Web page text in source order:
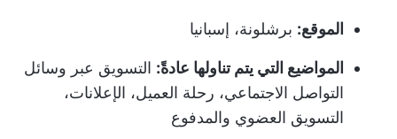
الموقع: برشلونة، إسبانيا
المواضيع التي يتم تناولها عادةً: التسويق عبر وسائل
التواصل الاجتماعي، رحلة العميل، الإعلانات،
التسويق العضوي والمدفوع